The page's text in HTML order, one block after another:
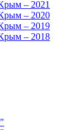
– 2021
– 2020
– 2019
– 2018